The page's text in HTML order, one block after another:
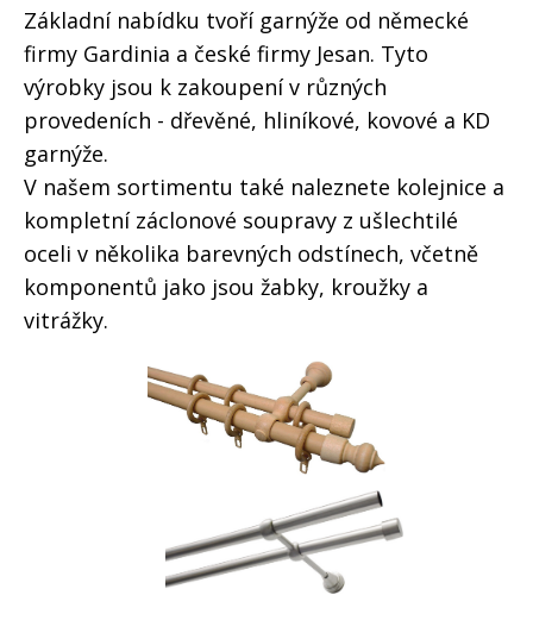
Základní nabídku tvoří garnýže od německé
firmy Gardinia a české firmy Jesan. Tyto
výrobky jsou k zakoupení v různých
provedeních - dřevěné, hliníkové, kovové a KD
garnýže.
V našem sortimentu také naleznete kolejnice a
kompletní záclonové soupravy z ušlechtilé
oceli v několika barevných odstínech, včetně
komponentů jako jsou žabky, kroužky a
vitrážky.